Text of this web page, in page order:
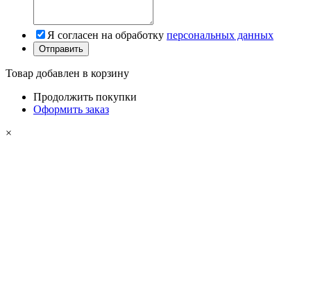
Я согласен на обработку персональных данных
Товар добавлен в корзину
Продолжить покупки
Оформить заказ
×